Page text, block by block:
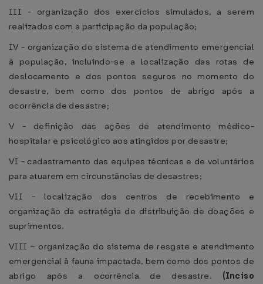
III - organização dos exercícios simulados, a serem
realizados com a participação da população;
IV - organização do sistema de atendimento emergencial
à população, incluindo-se a localização das rotas de
deslocamento e dos pontos seguros no momento do
desastre, bem como dos pontos de abrigo após a
ocorrência de desastre;
V - definição das ações de atendimento médico-
hospitalar e psicológico aos atingidos por desastre;
VI - cadastramento das equipes técnicas e de voluntários
para atuarem em circunstâncias de desastres;
VII - localização dos centros de recebimento e
organização da estratégia de distribuição de doações e
suprimentos.
VIII – organização do sistema de resgate e atendimento
emergencial à fauna impactada, bem como dos pontos de
abrigo após a ocorrência de desastre. (Inciso